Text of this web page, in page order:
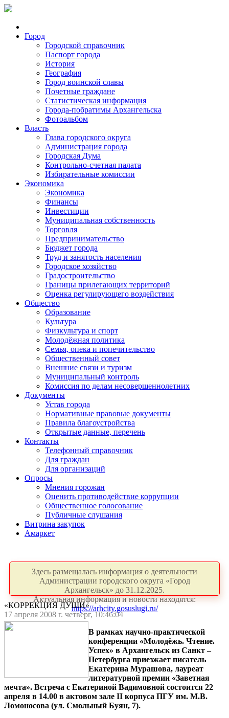
Город
Городской справочник
Паспорт города
История
География
Город воинской славы
Почетные граждане
Статистическая информация
Города-побратимы Архангельска
Фотоальбом
Власть
Глава городского округа
Администрация города
Городская Дума
Контрольно-счетная палата
Избирательные комиссии
Экономика
Экономика
Финансы
Инвестиции
Муниципальная собственность
Торговля
Предпринимательство
Бюджет города
Труд и занятость населения
Городское хозяйство
Градостроительство
Границы прилегающих территорий
Оценка регулирующего воздействия
Общество
Образование
Культура
Физкультура и спорт
Молодёжная политика
Семья, опека и попечительство
Общественный совет
Внешние связи и туризм
Муниципальный контроль
Комиссия по делам несовершеннолетних
Документы
Устав города
Нормативные правовые документы
Правила благоустройства
Открытые данные, перечень
Контакты
Телефонный справочник
Для граждан
Для организаций
Опросы
Мнения горожан
Оценить противодействие коррупции
Общественное голосование
Публичные слушания
Витрина закупок
Амаркет
Здесь размещалась информация о деятельности
Администрации городского округа «Город
Архангельск» до 31.12.2025.
Актуальная информация и новости находятся:
https://arhcity.gosuslugi.ru/
«КОРРЕКЦИЯ ДУШИ»
17 апреля 2008 г. четверг, 10:46:04
В рамках научно-практической
конференции «Молодёжь. Чтение.
Успех» в Архангельск из Санкт –
Петербурга приезжает писатель
Екатерина Мурашова, лауреат
литературной премии «Заветная
мечта». Встреча с Екатериной Вадимовной состоится 22
апреля в 14.00 в актовом зале II корпуса ПГУ им. М.В.
Ломоносова (ул. Смольный Буян, 7).